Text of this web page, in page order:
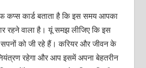
कप्‍स कार्ड बताता है कि इस समय आपका
रहने वाला है। यूं समझ लीजिए कि इस
को जी रहे हैं। करियर और जीवन के
रहेगा और आप इसमें अपना बेहतरीन